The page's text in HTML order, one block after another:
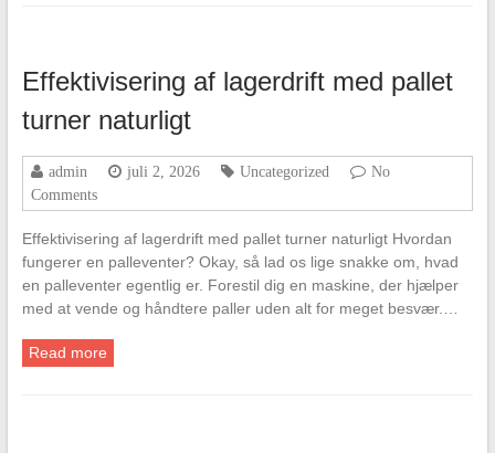
Effektivisering af lagerdrift med pallet
turner naturligt
admin juli 2, 2026 Uncategorized
No
Comments
Effektivisering af lagerdrift med pallet turner naturligt Hvordan
fungerer en palleventer? Okay, så lad os lige snakke om, hvad
en palleventer egentlig er. Forestil dig en maskine, der hjælper
med at vende og håndtere paller uden alt for meget besvær.…
Read more